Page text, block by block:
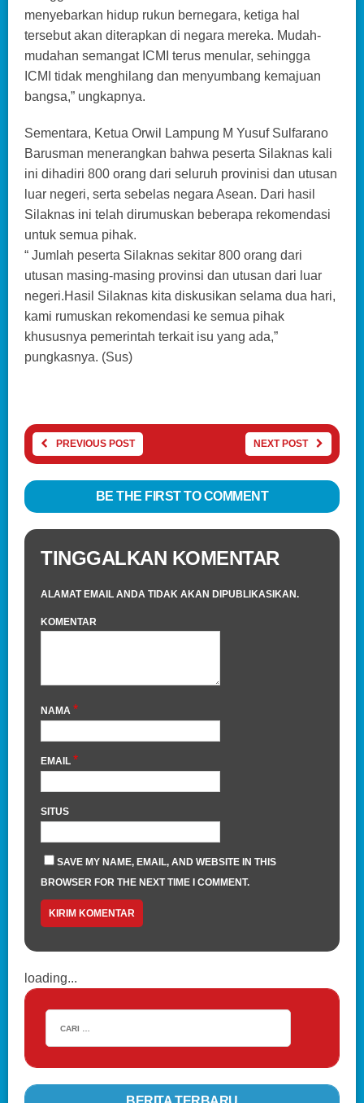
menyebarkan hidup rukun bernegara, ketiga hal
tersebut akan diterapkan di negara mereka. Mudah-
mudahan semangat ICMI terus menular, sehingga
ICMI tidak menghilang dan menyumbang kemajuan
bangsa,” ungkapnya.
Sementara, Ketua Orwil Lampung M Yusuf Sulfarano
Barusman menerangkan bahwa peserta Silaknas kali
ini dihadiri 800 orang dari seluruh provinisi dan utusan
luar negeri, serta sebelas negara Asean. Dari hasil
Silaknas ini telah dirumuskan beberapa rekomendasi
untuk semua pihak.
“ Jumlah peserta Silaknas sekitar 800 orang dari
utusan masing-masing provinsi dan utusan dari luar
negeri.Hasil Silaknas kita diskusikan selama dua hari,
kami rumuskan rekomendasi ke semua pihak
khususnya pemerintah terkait isu yang ada,”
pungkasnya. (Sus)
PREVIOUS POST NEXT POST
BE THE FIRST TO COMMENT
TINGGALKAN KOMENTAR
ALAMAT EMAIL ANDA TIDAK AKAN DIPUBLIKASIKAN.
KOMENTAR
NAMA *
EMAIL *
SITUS
SAVE MY NAME, EMAIL, AND WEBSITE IN THIS
BROWSER FOR THE NEXT TIME I COMMENT.
loading...